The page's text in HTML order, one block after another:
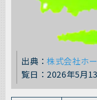
出典：株式会社ホ
覧日：2026年5月13